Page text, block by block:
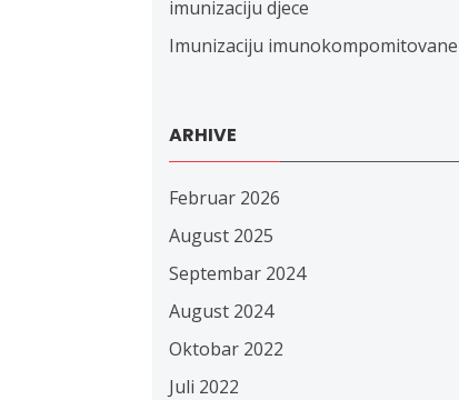
imunizaciju djece
Imunizaciju imunokompomitovane
ARHIVE
Februar 2026
August 2025
Septembar 2024
August 2024
Oktobar 2022
Juli 2022